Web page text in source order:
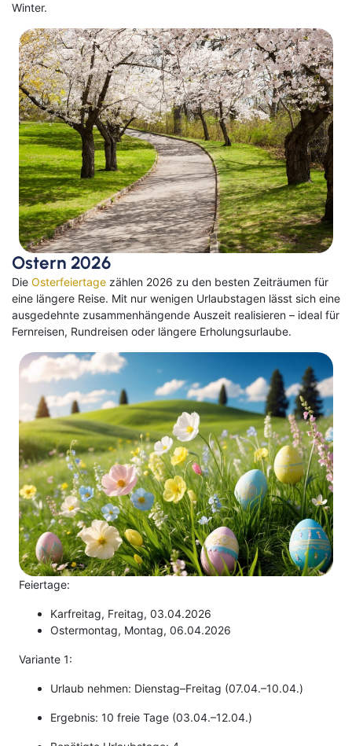
Winter.
Ostern 2026
Die Osterfeiertage zählen 2026 zu den besten Zeiträumen für
eine längere Reise. Mit nur wenigen Urlaubstagen lässt sich eine
ausgedehnte zusammenhängende Auszeit realisieren – ideal für
Fernreisen, Rundreisen oder längere Erholungsurlaube.
Feiertage:
Karfreitag, Freitag, 03.04.2026
Ostermontag, Montag, 06.04.2026
Variante 1:
Urlaub nehmen: Dienstag–Freitag (07.04.–10.04.)
Ergebnis: 10 freie Tage (03.04.–12.04.)